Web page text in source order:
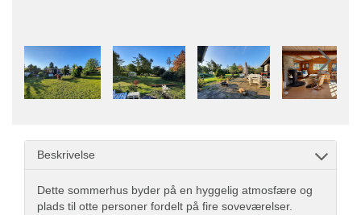
Beskrivelse
Dette sommerhus byder på en hyggelig atmosfære og
plads til otte personer fordelt på fire soveværelser.